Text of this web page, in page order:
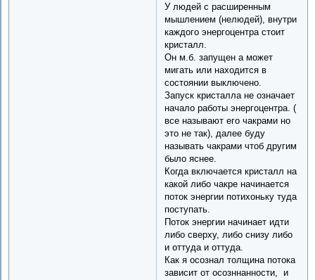
У людей с расширенным
мышлением (нелюдей), внутри
каждого энергоцентра стоит
кристалл.
Он м.б. запущен а может
мигать или находится в
состоянии выключено.
Запуск кристалла не означает
начало работы энергоцентра. (
все называют его чакрами но
это не так), далее буду
называть чакрами чтоб другим
было яснее.
Когда включается кристалл на
какой либо чакре начинается
поток энергии потихоньку туда
поступать.
Поток энергии начинает идти
либо сверху, либо снизу либо
и оттуда и оттуда.
Как я осознал толщина потока
зависит от осозннанности, и